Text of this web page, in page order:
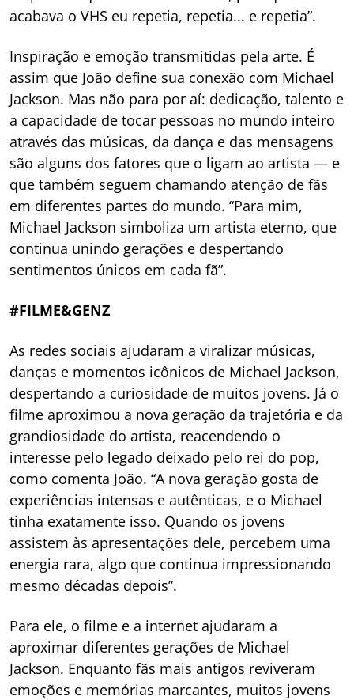
acabava o VHS eu repetia, repetia... e repetia”.
Inspiração e emoção transmitidas pela arte. É
assim que João define sua conexão com Michael
Jackson. Mas não para por aí: dedicação, talento e
a capacidade de tocar pessoas no mundo inteiro
através das músicas, da dança e das mensagens
são alguns dos fatores que o ligam ao artista — e
que também seguem chamando atenção de fãs
em diferentes partes do mundo. “Para mim,
Michael Jackson simboliza um artista eterno, que
continua unindo gerações e despertando
sentimentos únicos em cada fã”.
#FILME&GENZ
As redes sociais ajudaram a viralizar músicas,
danças e momentos icônicos de Michael Jackson,
despertando a curiosidade de muitos jovens. Já o
filme aproximou a nova geração da trajetória e da
grandiosidade do artista, reacendendo o
interesse pelo legado deixado pelo rei do pop,
como comenta João. “A nova geração gosta de
experiências intensas e autênticas, e o Michael
tinha exatamente isso. Quando os jovens
assistem às apresentações dele, percebem uma
energia rara, algo que continua impressionando
mesmo décadas depois”.
Para ele, o filme e a internet ajudaram a
aproximar diferentes gerações de Michael
Jackson. Enquanto fãs mais antigos reviveram
emoções e memórias marcantes, muitos jovens